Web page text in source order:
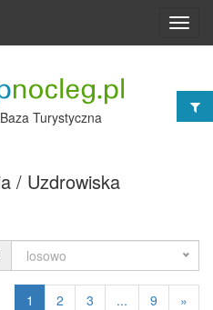
Turystyczna
/ Uzdrowiska
losowo
1 2 3 ... 9 »